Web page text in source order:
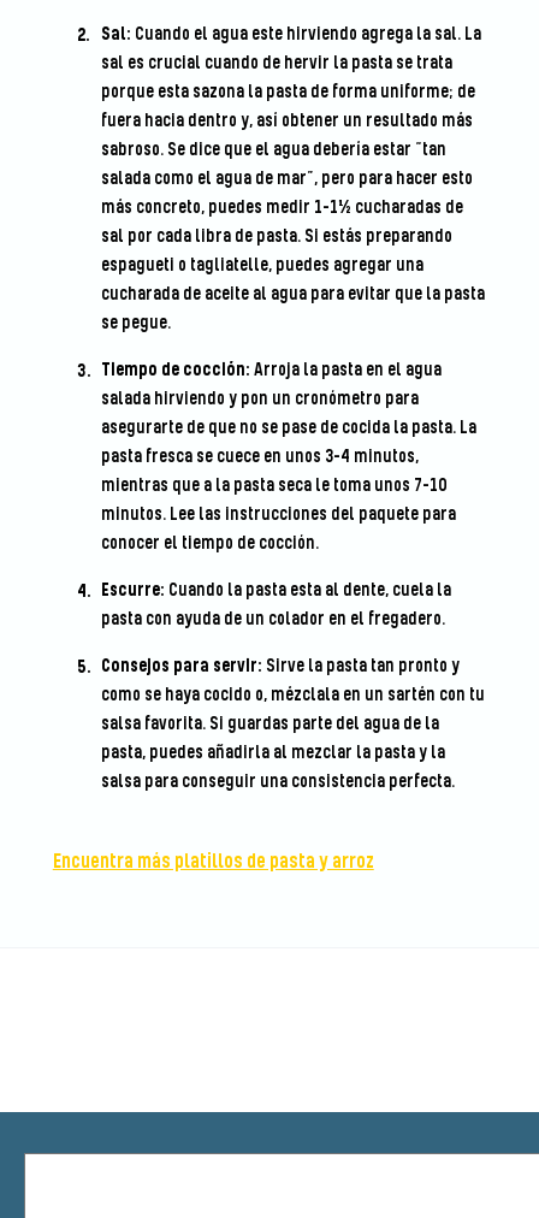
Sal: Cuando el agua este hirviendo agrega la sal. La
sal es crucial cuando de hervir la pasta se trata
porque esta sazona la pasta de forma uniforme; de
fuera hacia dentro y, así obtener un resultado más
sabroso. Se dice que el agua debería estar “tan
salada como el agua de mar”, pero para hacer esto
más concreto, puedes medir 1-1½ cucharadas de
sal por cada libra de pasta. Si estás preparando
espagueti o tagliatelle, puedes agregar una
cucharada de aceite al agua para evitar que la pasta
se pegue.
Tiempo de cocción: Arroja la pasta en el agua
salada hirviendo y pon un cronómetro para
asegurarte de que no se pase de cocida la pasta. La
pasta fresca se cuece en unos 3-4 minutos,
mientras que a la pasta seca le toma unos 7-10
minutos. Lee las instrucciones del paquete para
conocer el tiempo de cocción.
Escurre: Cuando la pasta esta al dente, cuela la
pasta con ayuda de un colador en el fregadero.
Consejos para servir: Sirve la pasta tan pronto y
como se haya cocido o, mézclala en un sartén con tu
salsa favorita. Si guardas parte del agua de la
pasta, puedes añadirla al mezclar la pasta y la
salsa para conseguir una consistencia perfecta.
Encuentra más platillos de pasta y arroz